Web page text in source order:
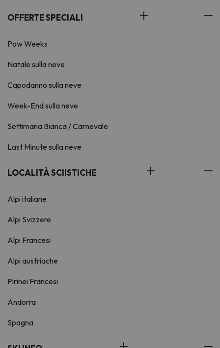
OFFERTE SPECIALI
Pow Weeks
Natale sulla neve
Capodanno sulla neve
Week-End sulla neve
Settimana Bianca / Carnevale
Last Minute sulla neve
LOCALITÀ SCIISTICHE
Alpi italiane
Alpi Svizzere
Alpi Francesi
Alpi austriache
Pirinei Francesi
Andorra
Spagna